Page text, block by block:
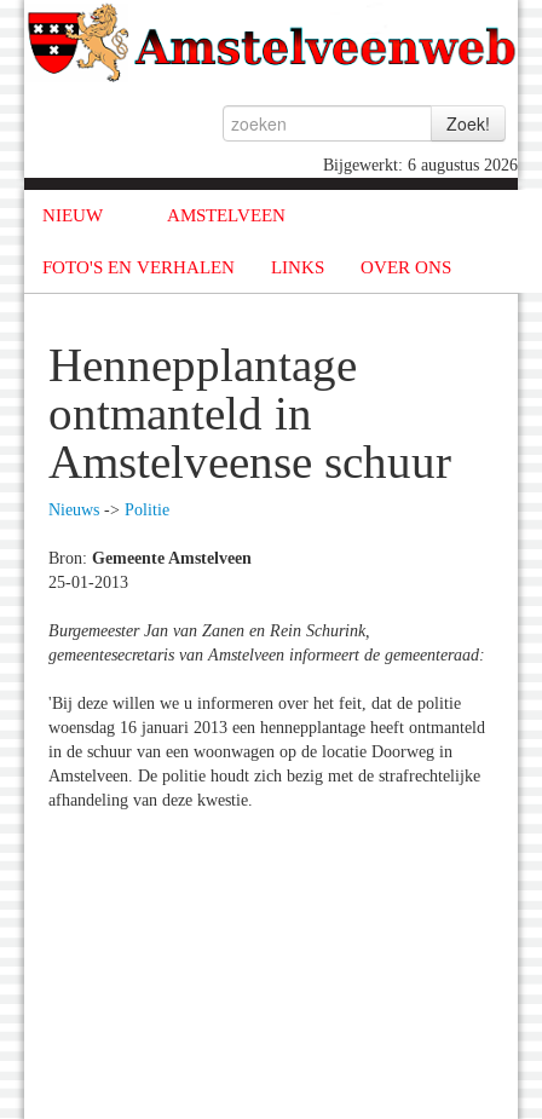
Bijgewerkt: 6 augustus 2026
NIEUW AMSTELVEEN
FOTO'S EN VERHALEN LINKS OVER ONS
Hennepplantage
ontmanteld in
Amstelveense schuur
Nieuws -> Politie
Bron: Gemeente Amstelveen
25-01-2013
Burgemeester Jan van Zanen en Rein Schurink,
gemeentesecretaris van Amstelveen informeert de gemeenteraad:
'Bij deze willen we u informeren over het feit, dat de politie
woensdag 16 januari 2013 een hennepplantage heeft ontmanteld
in de schuur van een woonwagen op de locatie Doorweg in
Amstelveen. De politie houdt zich bezig met de strafrechtelijke
afhandeling van deze kwestie.